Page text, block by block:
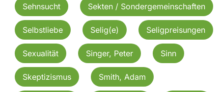
Sehnsucht Sekten / Sondergemeinschaften
Selbstliebe Selig(e) Seligpreisungen
Sexualität Singer, Peter Sinn
Skeptizismus Smith, Adam